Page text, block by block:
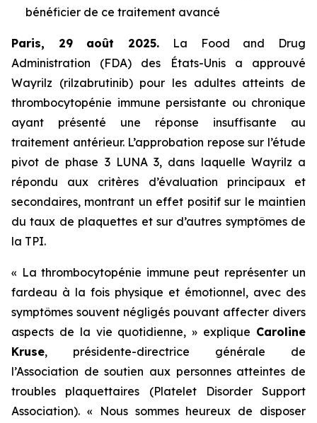
bénéficier de ce traitement avancé
Paris, 29 août 2025. La Food and Drug
Administration (FDA) des États-Unis a approuvé
Wayrilz (rilzabrutinib) pour les adultes atteints de
thrombocytopénie immune persistante ou chronique
ayant présenté une réponse insuffisante au
traitement antérieur. L’approbation repose sur l’étude
pivot de phase 3 LUNA 3, dans laquelle Wayrilz a
répondu aux critères d’évaluation principaux et
secondaires, montrant un effet positif sur le maintien
du taux de plaquettes et sur d’autres symptômes de
la TPI.
« La thrombocytopénie immune peut représenter un
fardeau à la fois physique et émotionnel, avec des
symptômes souvent négligés pouvant affecter divers
aspects de la vie quotidienne, » explique Caroline
Kruse, présidente-directrice générale de
l’Association de soutien aux personnes atteintes de
troubles plaquettaires (Platelet Disorder Support
Association). « Nous sommes heureux de disposer